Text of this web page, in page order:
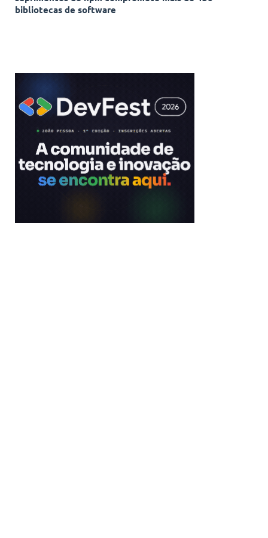
bibliotecas de software